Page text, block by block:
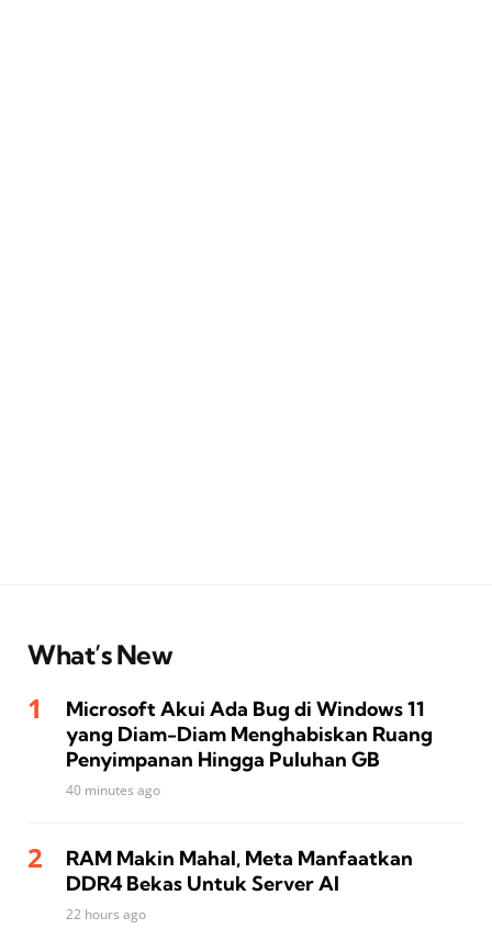
What’s New
Microsoft Akui Ada Bug di Windows 11
yang Diam-Diam Menghabiskan Ruang
Penyimpanan Hingga Puluhan GB
40 minutes ago
RAM Makin Mahal, Meta Manfaatkan
DDR4 Bekas Untuk Server AI
22 hours ago